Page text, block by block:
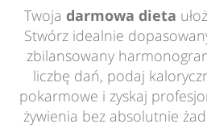
Twoja darmowa dieta
Stwórz idealnie
zbilansowany
liczbę dań, podaj
pokarmowe i zyskaj
żywienia bez absolutnie